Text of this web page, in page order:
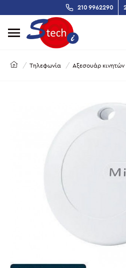
210 9962290
Τηλεφωνία Αξεσουάρ κινητών